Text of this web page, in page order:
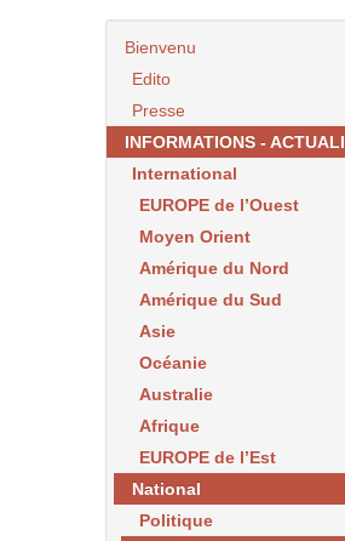
Bienvenu
Edito
Presse
INFORMATIONS -
International
EUROPE de l’Ouest
Moyen Orient
Amérique du Nord
Amérique du Sud
Asie
Océanie
Australie
Afrique
EUROPE de l’Est
National
Politique